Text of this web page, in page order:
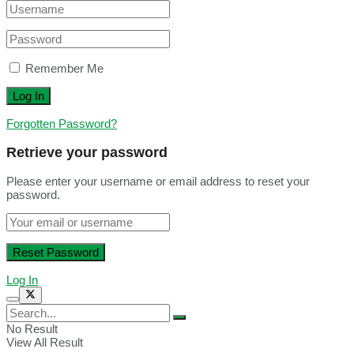
Remember Me
Forgotten Password?
Retrieve your password
Please enter your username or email address to reset your
password.
Log In
No Result
View All Result